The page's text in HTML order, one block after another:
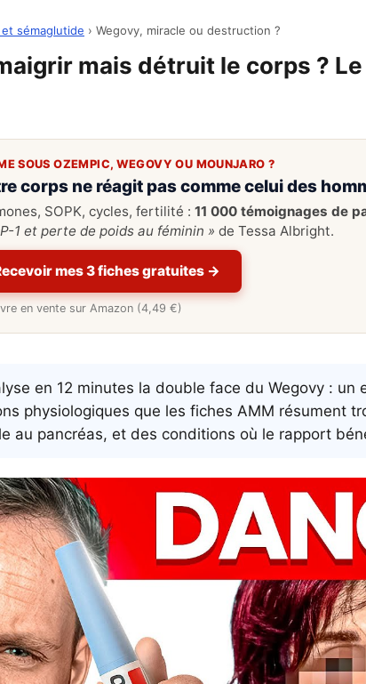
sémaglutide › Wegovy, miracle ou destruction ?
mais détruit le corps ?
SOUS OZEMPIC, WEGOVY OU MOUNJARO ?
corps ne réagit pas comme celui des
SOPK, cycles, fertilité : 11 000 témoignages de
1 et perte de poids au féminin » de Tessa Albright.
mes 3 fiches gratuites →
en vente sur Amazon (4,49 €)
en 12 minutes la double face du Wegovy : un
physiologiques que les fiches AMM résument
au pancréas, et des conditions où le rapport